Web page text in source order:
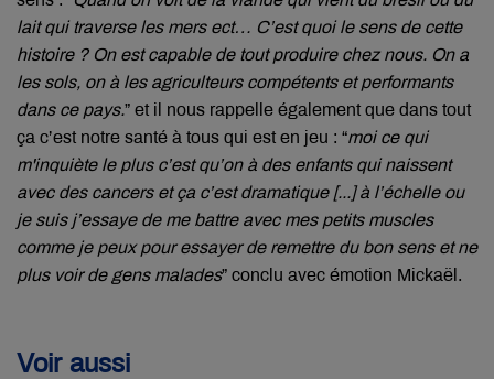
lait qui traverse les mers ect… C’est quoi le sens de cette
histoire ? On est capable de tout produire chez nous. On a
les sols, on à les agriculteurs compétents et performants
dans ce pays.” et il nous rappelle également que dans tout
ça c’est notre santé à tous qui est en jeu : “moi ce qui
m'inquiète le plus c’est qu’on à des enfants qui naissent
avec des cancers et ça c’est dramatique [...] à l’échelle ou
je suis j’essaye de me battre avec mes petits muscles
comme je peux pour essayer de remettre du bon sens et ne
plus voir de gens malades” conclu avec émotion Mickaël.
Voir aussi